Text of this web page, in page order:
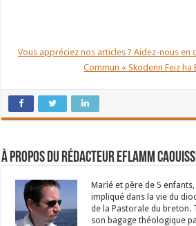
Vous appréciez nos articles ? Aidez-nous en
Commun « Skodenn Feiz ha
À propos du rédacteur Eflamm
Marié et père de 5
impliqué dans la vie du
de la Pastorale du breton.
son bagage théologique